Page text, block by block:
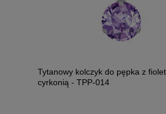
Tytanowy kolczyk do pępka z
cyrkonią - TPP-014